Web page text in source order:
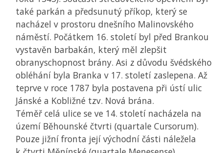
také parkán a předsunutý příkop, který se
nacházel v prostoru dnešního Malinovského
náměstí. Počátkem 16. století byl před Brankou
vystavěn barbakán, který měl zlepšit
obranyschopnost brány. Asi z důvodu švédského
obléhání byla Branka v 17. století zaslepena. Až
teprve v roce 1787 byla postavena při ústí ulic
Jánské a Kobližné tzv. Nová brána.
Téměř celá ulice se ve 14. století nacházela na
území Běhounské čtvrti (quartale Cursorum).
Pouze jižní fronta její východní části náležela